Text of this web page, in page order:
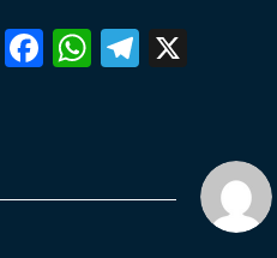
Fa W
pp
Te
m